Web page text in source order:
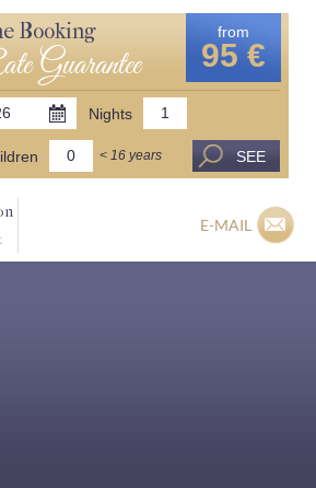
Booking
Guarantee
from
95 €
Nights
< 16 years SEE
E-MAIL